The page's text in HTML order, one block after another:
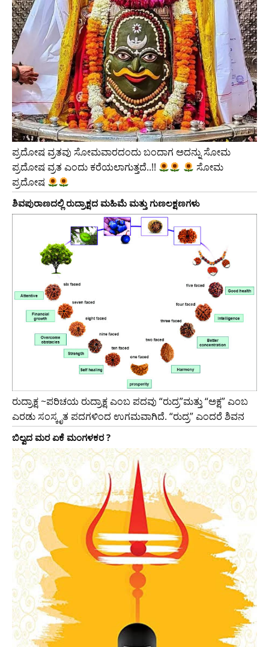
ಪ್ರದೋಷ ವ್ರತವು ಸೋಮವಾರದಂದು ಬಂದಾಗ ಅದನ್ನು ಸೋಮ
ಪ್ರದೋಷ ವ್ರತ ಎಂದು ಕರೆಯಲಾಗುತ್ತದೆ..!!
ಸೋಮ
ಪ್ರದೋಷ
ಶಿವಪುರಾಣದಲ್ಲಿ ರುದ್ರಾಕ್ಷದ ಮಹಿಮೆ ಮತ್ತು ಗುಣಲಕ್ಷಣಗಳು
ರುದ್ರಾಕ್ಷ ~ಪರಿಚಯ ರುದ್ರಾಕ್ಷ ಎಂಬ ಪದವು “ರುದ್ರ”ಮತ್ತು “ಅಕ್ಷ” ಎಂಬ
ಎರಡು ಸಂಸ್ಕೃತ ಪದಗಳಿಂದ ಉಗಮವಾಗಿದೆ. “ರುದ್ರ” ಎಂದರೆ ಶಿವನ
ಬಿಲ್ವದ ಮರ ಏಕೆ ಮಂಗಳಕರ ?